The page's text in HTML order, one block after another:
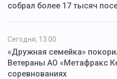
собрал более 17 тысяч
Сегодня, 13:00
«Дружная семейка»
Ветераны АО «Метафракс
соревнованиях